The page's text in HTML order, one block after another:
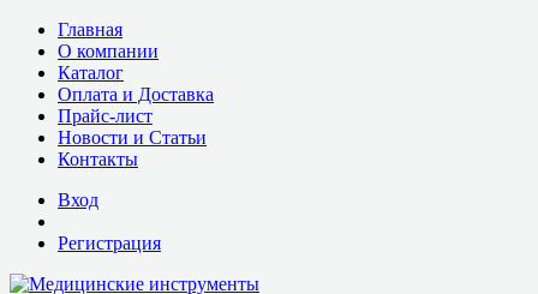
Главная
О компании
Каталог
Оплата и Доставка
Прайс-лист
Новости и Статьи
Контакты
Вход
Регистрация